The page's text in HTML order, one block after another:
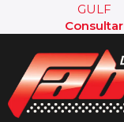
GULF
Consultar